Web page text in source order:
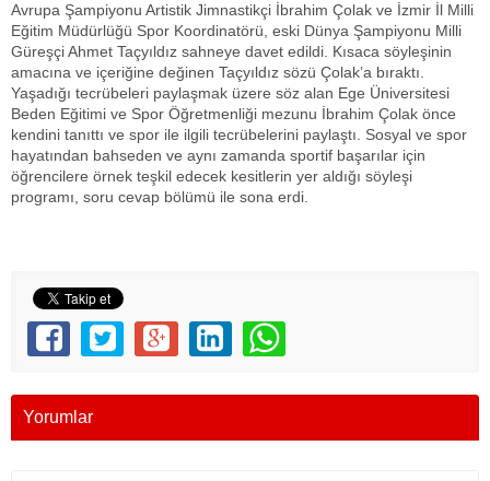
Avrupa Şampiyonu Artistik Jimnastikçi İbrahim Çolak ve İzmir İl Milli
Eğitim Müdürlüğü Spor Koordinatörü, eski Dünya Şampiyonu Milli
Güreşçi Ahmet Taçyıldız sahneye davet edildi. Kısaca söyleşinin
amacına ve içeriğine değinen Taçyıldız sözü Çolak’a bıraktı.
Yaşadığı tecrübeleri paylaşmak üzere söz alan Ege Üniversitesi
Beden Eğitimi ve Spor Öğretmenliği mezunu İbrahim Çolak önce
kendini tanıttı ve spor ile ilgili tecrübelerini paylaştı. Sosyal ve spor
hayatından bahseden ve aynı zamanda sportif başarılar için
öğrencilere örnek teşkil edecek kesitlerin yer aldığı söyleşi
programı, soru cevap bölümü ile sona erdi.
Yorumlar